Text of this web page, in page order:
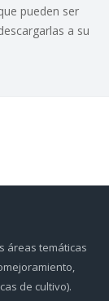
pueden ser
a su
áreas temáticas
de cultivo).